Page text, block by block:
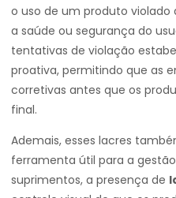
o uso de um produto
a saúde ou segurança do
tentativas de violação
proativa, permitindo que as
corretivas antes que os
final.
Ademais, esses lacres
ferramenta útil para a
suprimentos, a presença de